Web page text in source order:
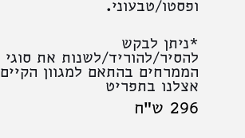
ופסטו/טבעוני.
*ניתן לבקש
להסיר/להוריד/לשנות את סוגי
הממרחים בהתאם למגוון הקיים
אצלנו בתפריט
296 ש"ח